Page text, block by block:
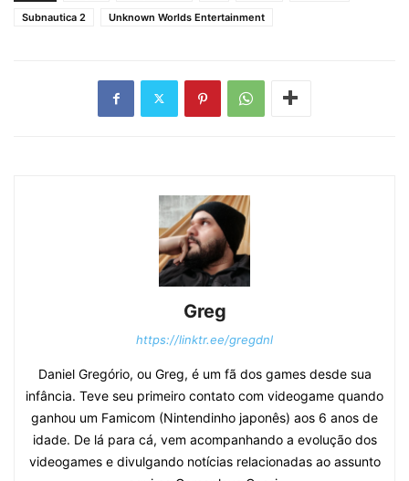
Subnautica 2
Unknown Worlds Entertainment
Greg
https://linktr.ee/gregdnl
Daniel Gregório, ou Greg, é um fã dos games desde sua
infância. Teve seu primeiro contato com videogame quando
ganhou um Famicom (Nintendinho japonês) aos 6 anos de
idade. De lá para cá, vem acompanhando a evolução dos
videogames e divulgando notícias relacionadas ao assunto